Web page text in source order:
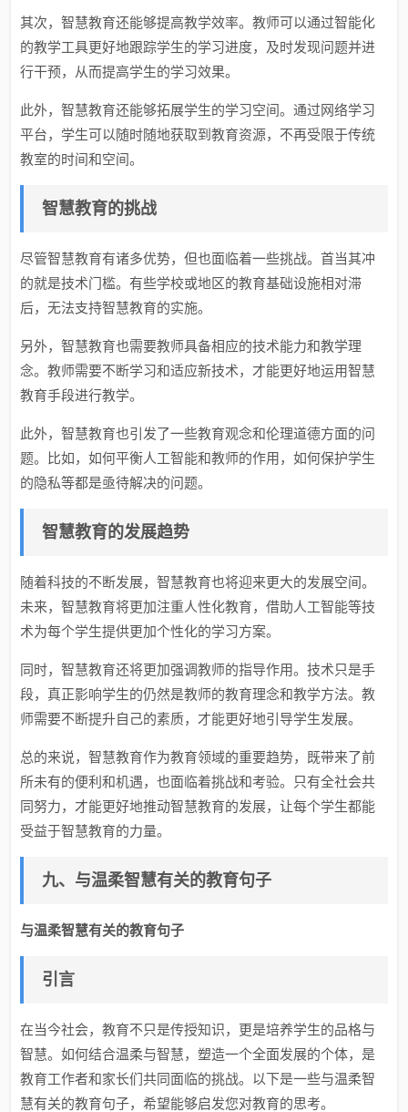
其次，智慧教育还能够提高教学效率。教师可以通过智能化
的教学工具更好地跟踪学生的学习进度，及时发现问题并进
行干预，从而提高学生的学习效果。
此外，智慧教育还能够拓展学生的学习空间。通过网络学习
平台，学生可以随时随地获取到教育资源，不再受限于传统
教室的时间和空间。
智慧教育的挑战
尽管智慧教育有诸多优势，但也面临着一些挑战。首当其冲
的就是技术门槛。有些学校或地区的教育基础设施相对滞
后，无法支持智慧教育的实施。
另外，智慧教育也需要教师具备相应的技术能力和教学理
念。教师需要不断学习和适应新技术，才能更好地运用智慧
教育手段进行教学。
此外，智慧教育也引发了一些教育观念和伦理道德方面的问
题。比如，如何平衡人工智能和教师的作用，如何保护学生
的隐私等都是亟待解决的问题。
智慧教育的发展趋势
随着科技的不断发展，智慧教育也将迎来更大的发展空间。
未来，智慧教育将更加注重人性化教育，借助人工智能等技
术为每个学生提供更加个性化的学习方案。
同时，智慧教育还将更加强调教师的指导作用。技术只是手
段，真正影响学生的仍然是教师的教育理念和教学方法。教
师需要不断提升自己的素质，才能更好地引导学生发展。
总的来说，智慧教育作为教育领域的重要趋势，既带来了前
所未有的便利和机遇，也面临着挑战和考验。只有全社会共
同努力，才能更好地推动智慧教育的发展，让每个学生都能
受益于智慧教育的力量。
九、与温柔智慧有关的教育句子
与温柔智慧有关的教育句子
引言
在当今社会，教育不只是传授知识，更是培养学生的品格与
智慧。如何结合温柔与智慧，塑造一个全面发展的个体，是
教育工作者和家长们共同面临的挑战。以下是一些与温柔智
慧有关的教育句子，希望能够启发您对教育的思考。